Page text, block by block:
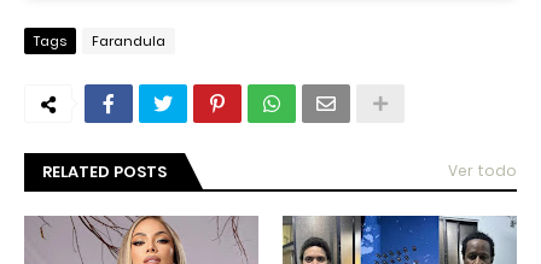
Tags Farandula
RELATED POSTS Ver todo